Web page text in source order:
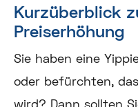
Kurzüberblick
Preiserhöhung
Sie haben eine
oder befürchten,
wird? Dann sollten